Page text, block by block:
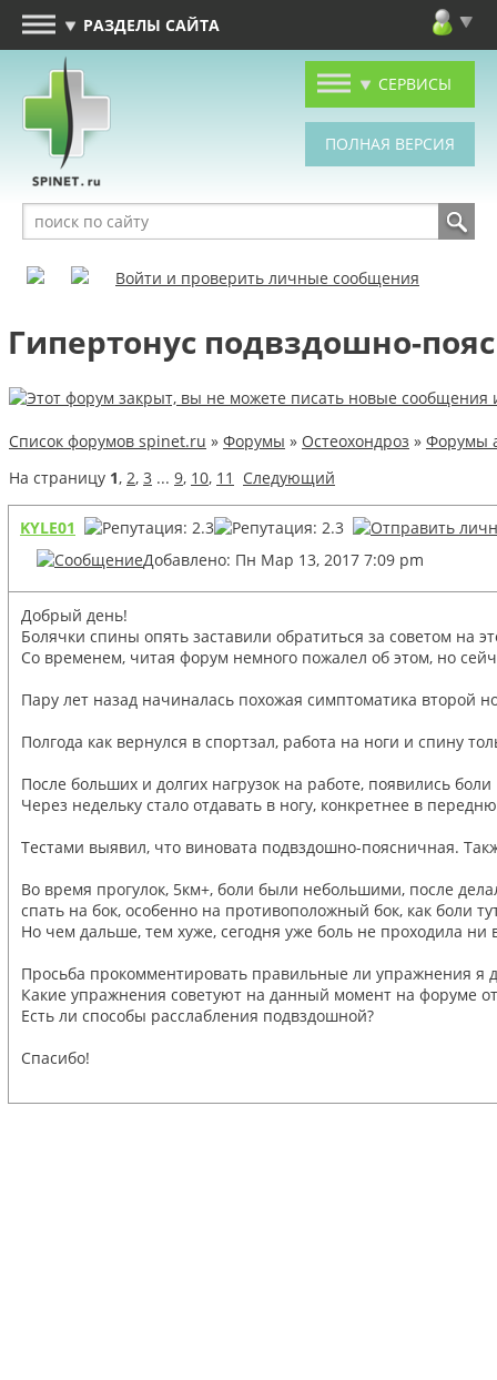
РАЗДЕЛЫ САЙТА
СЕРВИСЫ
Войти и проверить личные сообщения
Гипертонус подвздошно-
Список форумов spinet.ru » Форумы » Остеохондроз » Форумы
На страницу 1, 2, 3 ... 9, 10, 11 Следующий
KYLE01
Добавлено: Пн Мар 13, 2017 7:09 pm
Добрый день!
Болячки спины опять заставили обратиться за советом
Со временем, читая форум немного пожалел об этом, но
Пару лет назад начиналась похожая симптоматика второй
Полгода как вернулся в спортзал, работа на ноги и спину
После больших и долгих нагрузок на работе, появились
Через недельку стало отдавать в ногу, конкретнее в
Тестами выявил, что виновата подвздошно-поясничная.
Во время прогулок, 5км+, боли были небольшими, после
спать на бок, особенно на противоположный бок, как боли
Но чем дальше, тем хуже, сегодня уже боль не проходила ни
Просьба прокомментировать правильные ли упражнения я
Какие упражнения советуют на данный момент на форуме
Есть ли способы расслабления подвздошной?
Спасибо!